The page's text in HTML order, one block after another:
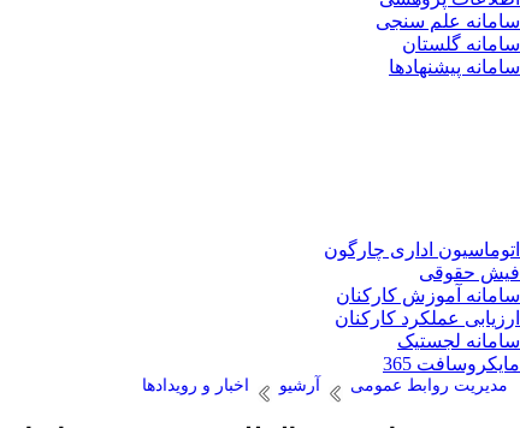
سامانه علم سنجی
سامانه گلستان
سامانه پیشنهادها
اتوماسیون اداری چارگون
فیش حقوقی
سامانه آموزش کارکنان
ارزیابی عملکرد کارکنان
سامانه لجستیک
مایکروسافت 365
مدیریت روابط عمومی آرشیو اخبار و رویدادها